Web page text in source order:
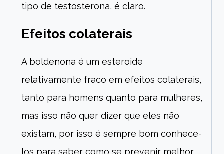
tipo de testosterona, é claro.
Efeitos colaterais
A boldenona é um esteroide
relativamente fraco em efeitos colaterais,
tanto para homens quanto para mulheres,
mas isso não quer dizer que eles não
existam, por isso é sempre bom conhece-
los para saber como se prevenir melhor.